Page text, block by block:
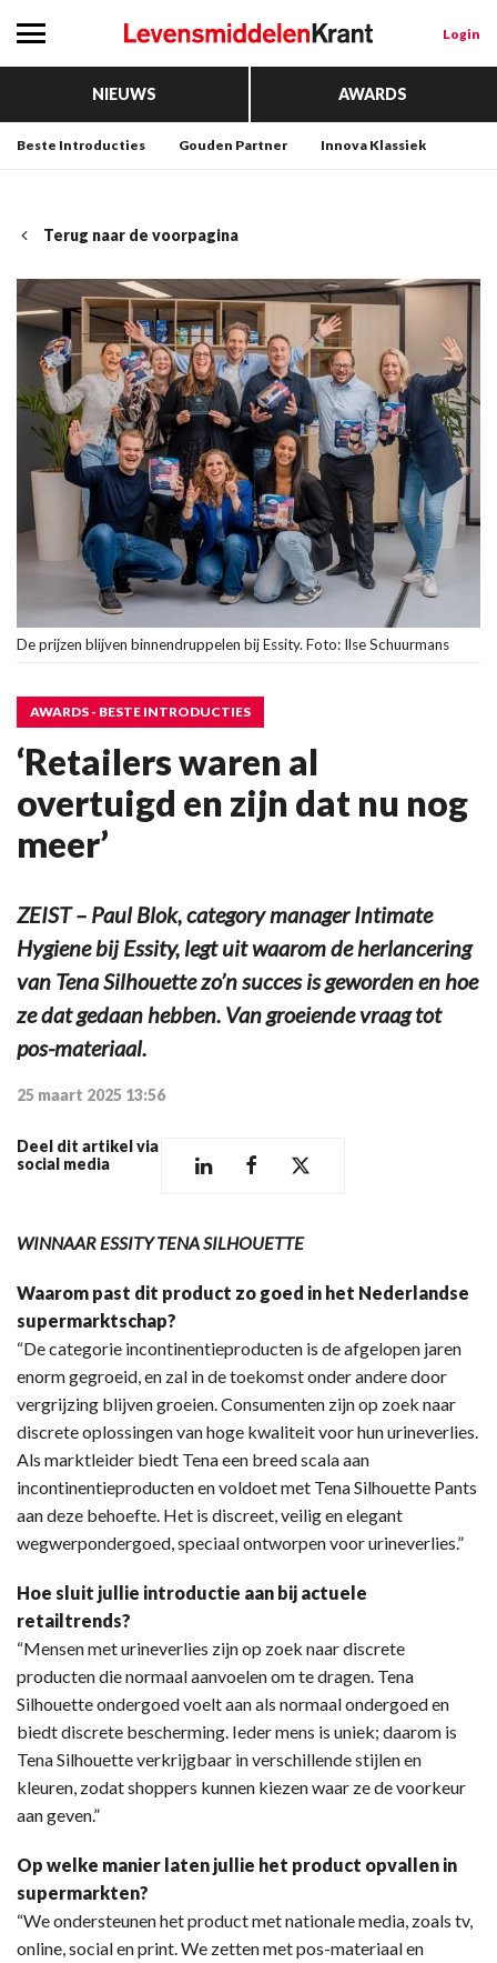
Login
NIEUWS AWARDS
Beste Introducties Gouden Partner Innova Klassiek
Terug naar de voorpagina
De prijzen blijven binnendruppelen bij Essity. Foto: Ilse Schuurmans
AWARDS - BESTE INTRODUCTIES
‘Retailers waren al
overtuigd en zijn dat nu nog
meer’
ZEIST – Paul Blok, category manager Intimate
Hygiene bij Essity, legt uit waarom de herlancering
van Tena Silhouette zo’n succes is geworden en hoe
ze dat gedaan hebben. Van groeiende vraag tot
pos-materiaal.
25 maart 2025 13:56
Deel dit artikel via
social media
WINNAAR ESSITY TENA SILHOUETTE
Waarom past dit product zo goed in het Nederlandse
supermarktschap?
“De categorie incontinentieproducten is de afgelopen jaren
enorm gegroeid, en zal in de toekomst onder andere door
vergrijzing blijven groeien. Consumenten zijn op zoek naar
discrete oplossingen van hoge kwaliteit voor hun urineverlies.
Als marktleider biedt Tena een breed scala aan
incontinentieproducten en voldoet met Tena Silhouette Pants
aan deze behoefte. Het is discreet, veilig en elegant
wegwerpondergoed, speciaal ontworpen voor urineverlies.”
Hoe sluit jullie introductie aan bij actuele
retailtrends?
“Mensen met urineverlies zijn op zoek naar discrete
producten die normaal aanvoelen om te dragen. Tena
Silhouette ondergoed voelt aan als normaal ondergoed en
biedt discrete bescherming. Ieder mens is uniek; daarom is
Tena Silhouette verkrijgbaar in verschillende stijlen en
kleuren, zodat shoppers kunnen kiezen waar ze de voorkeur
aan geven.”
Op welke manier laten jullie het product opvallen in
supermarkten?
“We ondersteunen het product met nationale media, zoals tv,
online, social en print. We zetten met pos-materiaal en